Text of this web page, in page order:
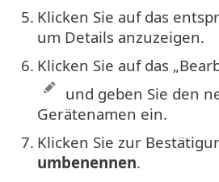
5. Klicken Sie auf das
um Details anzuzeigen.
6. Klicken Sie auf das
und geben Sie den
Gerätenamen ein.
7. Klicken Sie zur
umbenennen.